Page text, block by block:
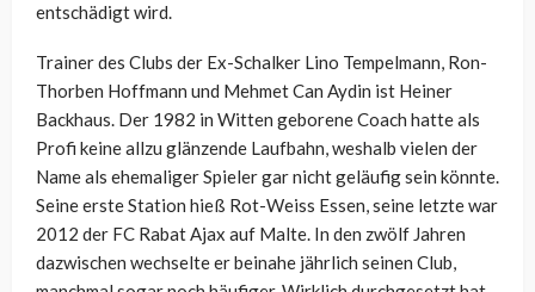
entschädigt wird.
Trainer des Clubs der Ex-Schalker Lino Tempelmann, Ron-
Thorben Hoffmann und Mehmet Can Aydin ist Heiner
Backhaus. Der 1982 in Witten geborene Coach hatte als
Profi keine allzu glänzende Laufbahn, weshalb vielen der
Name als ehemaliger Spieler gar nicht geläufig sein könnte.
Seine erste Station hieß Rot-Weiss Essen, seine letzte war
2012 der FC Rabat Ajax auf Malte. In den zwölf Jahren
dazwischen wechselte er beinahe jährlich seinen Club,